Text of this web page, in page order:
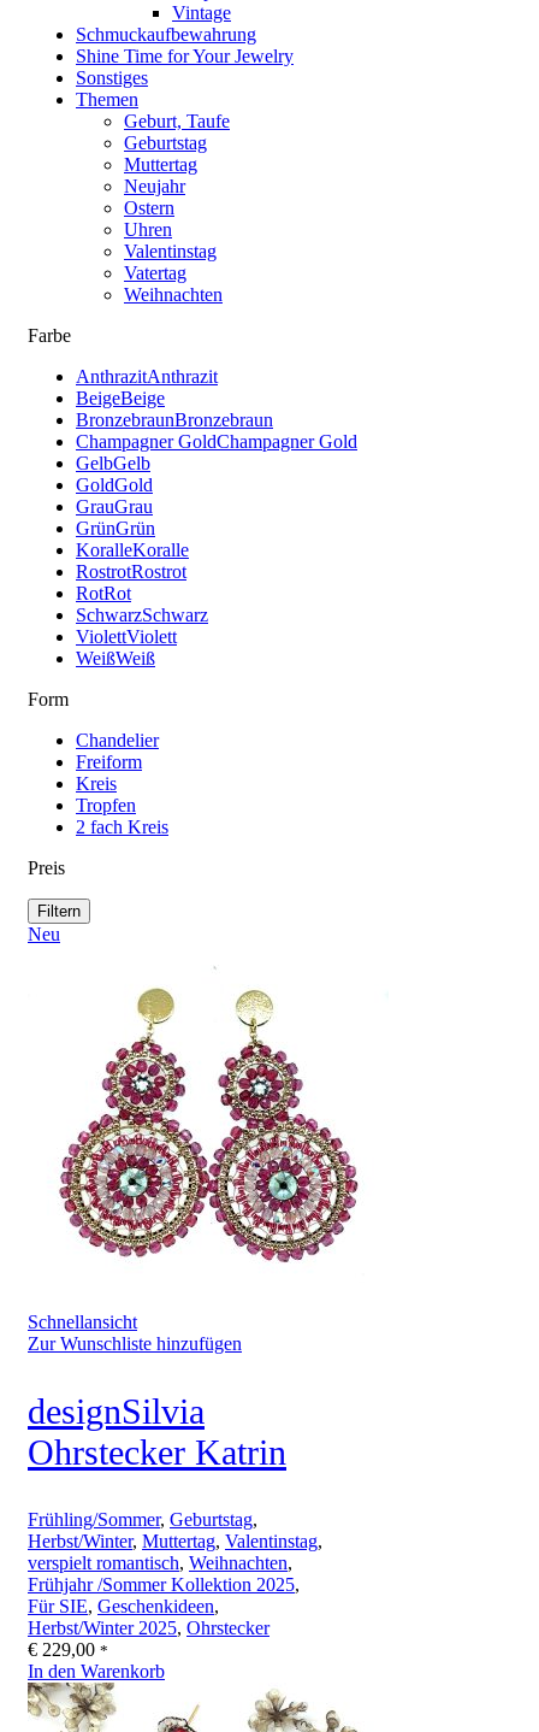
Vintage
Schmuckaufbewahrung
Shine Time for Your Jewelry
Sonstiges
Themen
Geburt, Taufe
Geburtstag
Muttertag
Neujahr
Ostern
Uhren
Valentinstag
Vatertag
Weihnachten
Farbe
AnthrazitAnthrazit
BeigeBeige
BronzebraunBronzebraun
Champagner GoldChampagner Gold
GelbGelb
GoldGold
GrauGrau
GrünGrün
KoralleKoralle
RostrotRostrot
RotRot
SchwarzSchwarz
ViolettViolett
WeißWeiß
Form
Chandelier
Freiform
Kreis
Tropfen
2 fach Kreis
Preis
Filtern
Neu
Schnellansicht
Zur Wunschliste hinzufügen
designSilvia
Ohrstecker Katrin
Frühling/Sommer, Geburtstag,
Herbst/Winter, Muttertag, Valentinstag,
verspielt romantisch, Weihnachten,
Frühjahr /Sommer Kollektion 2025,
Für SIE, Geschenkideen,
Herbst/Winter 2025, Ohrstecker
€ 229,00 *
In den Warenkorb